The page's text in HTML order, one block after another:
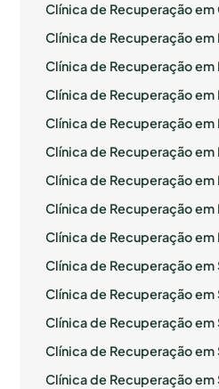
Clínica de Recuperação
Clínica de Recuperação em
Clínica de Recuperação em
Clínica de Recuperação em
Clínica de Recuperação
Clínica de Recuperação em
Clínica de Recuperação em
Clínica de Recuperação em
Clínica de Recuperação em
Clínica de Recuperação em
Clínica de Recuperação em
Clínica de Recuperação em
Clínica de Recuperação em
Clínica de Recuperação em